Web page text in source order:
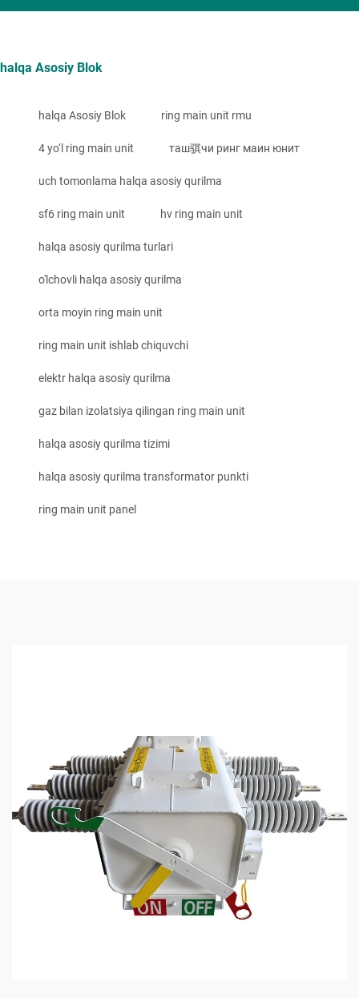
halqa Asosiy Blok
halqa Asosiy Blok ring main unit rmu
4 yo‘l ring main unit таш骐чи ринг маин юнит
uch tomonlama halqa asosiy qurilma
sf6 ring main unit hv ring main unit
halqa asosiy qurilma turlari
o'lchovli halqa asosiy qurilma
orta moyin ring main unit
ring main unit ishlab chiquvchi
elektr halqa asosiy qurilma
gaz bilan izolatsiya qilingan ring main unit
halqa asosiy qurilma tizimi
halqa asosiy qurilma transformator punkti
ring main unit panel